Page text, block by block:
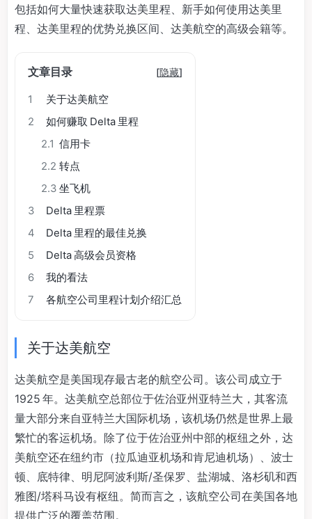
包括如何大量快速获取达美里程、新手如何使用达美里
程、达美里程的优势兑换区间、达美航空的高级会籍等。
文章目录 [隐藏]
1
关于达美航空
2
如何赚取 Delta 里程
2.1 信用卡
2.2 转点
2.3 坐飞机
3
Delta 里程票
4
Delta 里程的最佳兑换
5
Delta 高级会员资格
6
我的看法
7
各航空公司里程计划介绍汇总
关于达美航空
达美航空是美国现存最古老的航空公司。该公司成立于
1925 年。达美航空总部位于佐治亚州亚特兰大，其客流
量大部分来自亚特兰大国际机场，该机场仍然是世界上最
繁忙的客运机场。除了位于佐治亚州中部的枢纽之外，达
美航空还在纽约市（拉瓜迪亚机场和肯尼迪机场）、波士
顿、底特律、明尼阿波利斯/圣保罗、盐湖城、洛杉矶和西
雅图/塔科马设有枢纽。简而言之，该航空公司在美国各地
提供广泛的覆盖范围。